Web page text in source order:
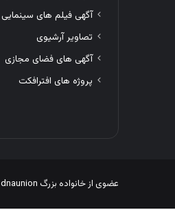
آگهی فیلم های سینمایی
تصاویر آرشیوی
آگهی های فضای مجازی
پروژه های افترافکت
عضوی از خانواده بزرگ dnaunion